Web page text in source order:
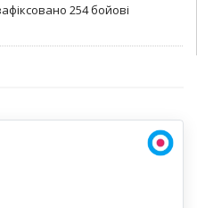
254 бойові